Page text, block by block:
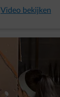
Video bekijken